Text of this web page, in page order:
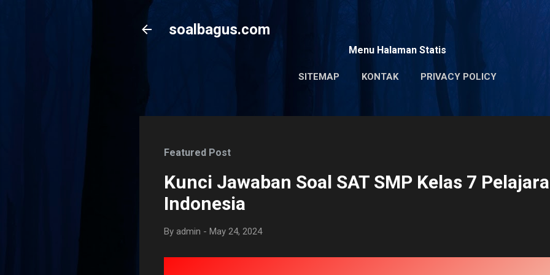
soalbagus.com
Menu Halaman Statis
SITEMAP KONTAK PRIVACY POLICY
Featured Post
Kunci Jawaban Soal SAT SMP Kelas 7
Indonesia
By admin - May 24, 2024